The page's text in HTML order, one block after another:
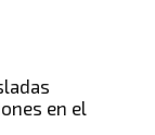
en el